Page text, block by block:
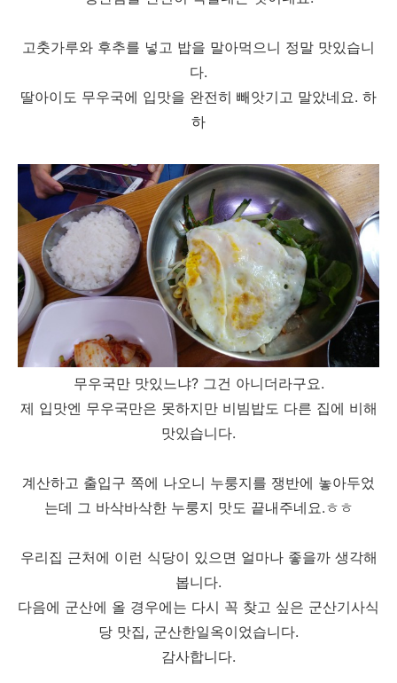
고춧가루와 후추를 넣고 밥을 말아먹으니 정말 맛있습니
다.
딸아이도 무우국에 입맛을 완전히 빼앗기고 말았네요. 하
하
무우국만 맛있느냐? 그건 아니더라구요.
제 입맛엔 무우국만은 못하지만 비빔밥도 다른 집에 비해
맛있습니다.
계산하고 출입구 쪽에 나오니 누룽지를 쟁반에 놓아두었
는데 그 바삭바삭한 누룽지 맛도 끝내주네요.ㅎㅎ
우리집 근처에 이런 식당이 있으면 얼마나 좋을까 생각해
봅니다.
다음에 군산에 올 경우에는 다시 꼭 찾고 싶은 군산기사식
당 맛집, 군산한일옥이었습니다.
감사합니다.